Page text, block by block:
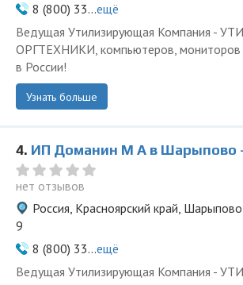
8 (800) 33...ещё
Ведущая Утилизирующая Компания -
ОРГТЕХНИКИ, компьютеров, мониторов
в России!
Узнать больше
4. ИП Доманин М А в Шарыпово - представитель ООО Ведущая
нет отзывов
Россия, Красноярский край,
9
8 (800) 33...ещё
Ведущая Утилизирующая Компания -